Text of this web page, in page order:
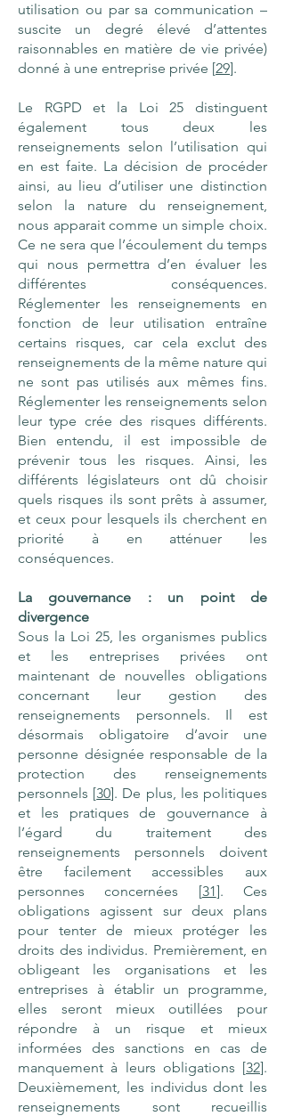
utilisation ou par sa communication –
suscite un degré élevé d’attentes
raisonnables en matière de vie privée)
donné à une entreprise privée [29].
Le RGPD et la Loi 25 distinguent
également tous deux les
renseignements selon l’utilisation qui
en est faite. La décision de procéder
ainsi, au lieu d’utiliser une distinction
selon la nature du renseignement,
nous apparait comme un simple choix.
Ce ne sera que l’écoulement du temps
qui nous permettra d’en évaluer les
différentes conséquences.
Réglementer les renseignements en
fonction de leur utilisation entraîne
certains risques, car cela exclut des
renseignements de la même nature qui
ne sont pas utilisés aux mêmes fins.
Réglementer les renseignements selon
leur type crée des risques différents.
Bien entendu, il est impossible de
prévenir tous les risques. Ainsi, les
différents législateurs ont dû choisir
quels risques ils sont prêts à assumer,
et ceux pour lesquels ils cherchent en
priorité à en atténuer les
conséquences.
La gouvernance : un point de
divergence
Sous la Loi 25, les organismes publics
et les entreprises privées ont
maintenant de nouvelles obligations
concernant leur gestion des
renseignements personnels. Il est
désormais obligatoire d’avoir une
personne désignée responsable de la
protection des renseignements
personnels [30]. De plus, les politiques
et les pratiques de gouvernance à
l’égard du traitement des
renseignements personnels doivent
être facilement accessibles aux
personnes concernées [31]. Ces
obligations agissent sur deux plans
pour tenter de mieux protéger les
droits des individus. Premièrement, en
obligeant les organisations et les
entreprises à établir un programme,
elles seront mieux outillées pour
répondre à un risque et mieux
informées des sanctions en cas de
manquement à leurs obligations [32].
Deuxièmement, les individus dont les
renseignements sont recueillis